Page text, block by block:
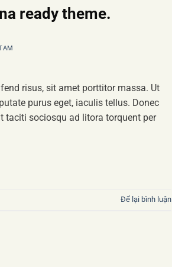
ready theme.
risus, sit amet porttitor massa. Ut
purus eget, iaculis tellus. Donec
taciti sociosqu ad litora torquent per
Để lại bình luận